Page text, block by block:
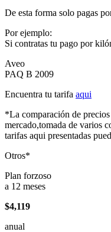
De esta forma solo pagas
Por ejemplo:
Si contratas tu pago por
Aveo
PAQ B 2009
Encuentra tu tarifa aqui
*La comparación de
mercado,tomada de varios
tarifas aqui presentadas
Otros*
Plan forzoso
a 12 meses
$4,119
anual